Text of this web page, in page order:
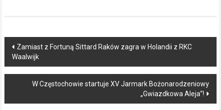
Post
navigation
Zamiast z Fortuną Sittard Raków zagra w Holandii z RKC
Waalwijk
W Częstochowie startuje XV Jarmark Bożonarodzeniowy
„Gwiazdkowa Aleja”!